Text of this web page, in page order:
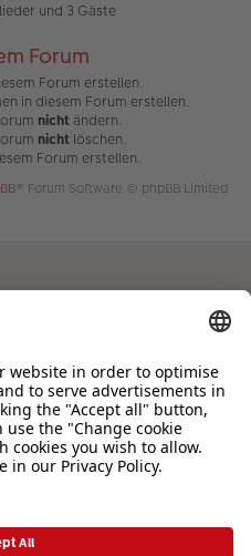
und 3 Gäste
Forum
Forum erstellen.
in diesem Forum erstellen.
nicht ändern.
nicht löschen.
Forum erstellen.
® Forum Software © phpBB Limited